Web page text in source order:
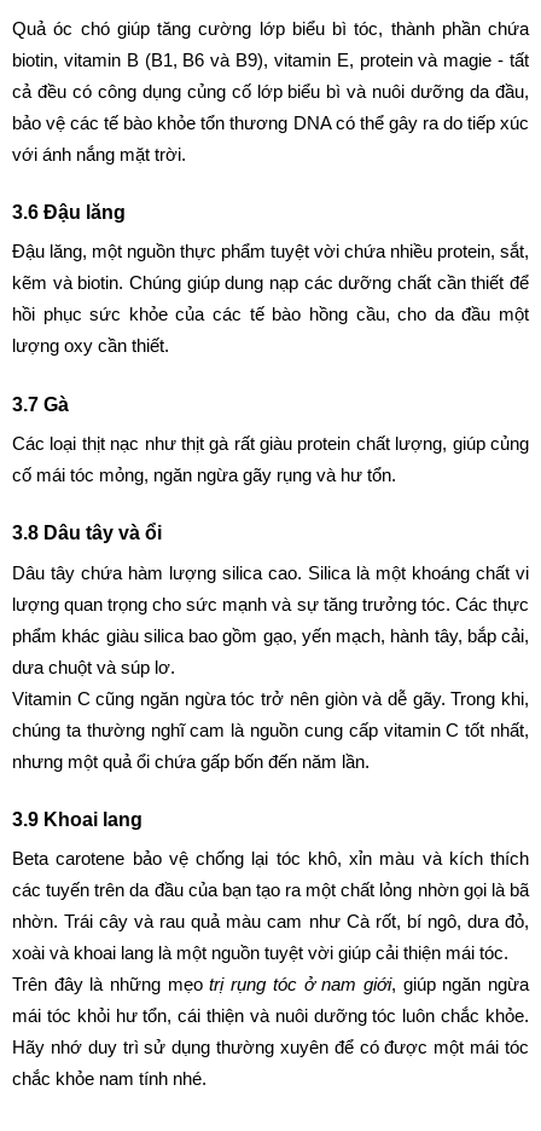
Quả óc chó giúp tăng cường lớp biểu bì tóc, thành phần chứa
biotin, vitamin B (B1, B6 và B9), vitamin E, protein và magie - tất
cả đều có công dụng củng cố lớp biểu bì và nuôi dưỡng da đầu,
bảo vệ các tế bào khỏe tổn thương DNA có thể gây ra do tiếp xúc
với ánh nắng mặt trời.
3.6 Đậu lăng
Đậu lăng, một nguồn thực phẩm tuyệt vời chứa nhiều protein, sắt,
kẽm và biotin. Chúng giúp dung nạp các dưỡng chất cần thiết để
hồi phục sức khỏe của các tế bào hồng cầu, cho da đầu một
lượng oxy cần thiết.
3.7 Gà
Các loại thịt nạc như thịt gà rất giàu protein chất lượng, giúp củng
cố mái tóc mỏng, ngăn ngừa gãy rụng và hư tổn.
3.8 Dâu tây và ổi
Dâu tây chứa hàm lượng silica cao. Silica là một khoáng chất vi
lượng quan trọng cho sức mạnh và sự tăng trưởng tóc. Các thực
phẩm khác giàu silica bao gồm gạo, yến mạch, hành tây, bắp cải,
dưa chuột và súp lơ.
Vitamin C cũng ngăn ngừa tóc trở nên giòn và dễ gãy. Trong khi,
chúng ta thường nghĩ cam là nguồn cung cấp vitamin C tốt nhất,
nhưng một quả ổi chứa gấp bốn đến năm lần.
3.9 Khoai lang
Beta carotene bảo vệ chống lại tóc khô, xỉn màu và kích thích
các tuyến trên da đầu của bạn tạo ra một chất lỏng nhờn gọi là bã
nhờn. Trái cây và rau quả màu cam như Cà rốt, bí ngô, dưa đỏ,
xoài và khoai lang là một nguồn tuyệt vời giúp cải thiện mái tóc.
Trên đây là những mẹo trị rụng tóc ở nam giới, giúp ngăn ngừa
mái tóc khỏi hư tổn, cái thiện và nuôi dưỡng tóc luôn chắc khỏe.
Hãy nhớ duy trì sử dụng thường xuyên để có được một mái tóc
chắc khỏe nam tính nhé.